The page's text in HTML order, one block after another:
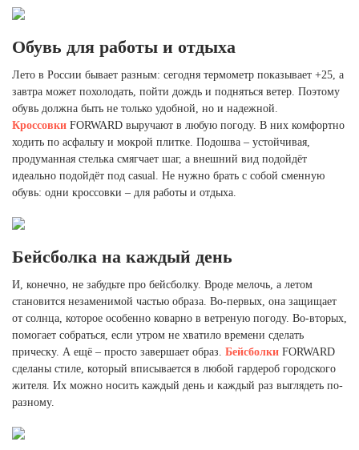
Обувь для работы и отдыха
Лето в России бывает разным: сегодня термометр показывает +25, а
завтра может похолодать, пойти дождь и подняться ветер. Поэтому
обувь должна быть не только удобной, но и надежной.
Кроссовки FORWARD выручают в любую погоду. В них комфортно
ходить по асфальту и мокрой плитке. Подошва – устойчивая,
продуманная стелька смягчает шаг, а внешний вид подойдёт
идеально подойдёт под casual. Не нужно брать с собой сменную
обувь: одни кроссовки – для работы и отдыха.
Бейсболка на каждый день
И, конечно, не забудьте про бейсболку. Вроде мелочь, а летом
становится незаменимой частью образа. Во-первых, она защищает
от солнца, которое особенно коварно в ветреную погоду. Во-вторых,
помогает собраться, если утром не хватило времени сделать
прическу. А ещё – просто завершает образ. Бейсболки FORWARD
сделаны стиле, который вписывается в любой гардероб городского
жителя. Их можно носить каждый день и каждый раз выглядеть по-
разному.